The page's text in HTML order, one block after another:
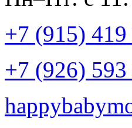
+7 (915) 419
+7 (926) 593